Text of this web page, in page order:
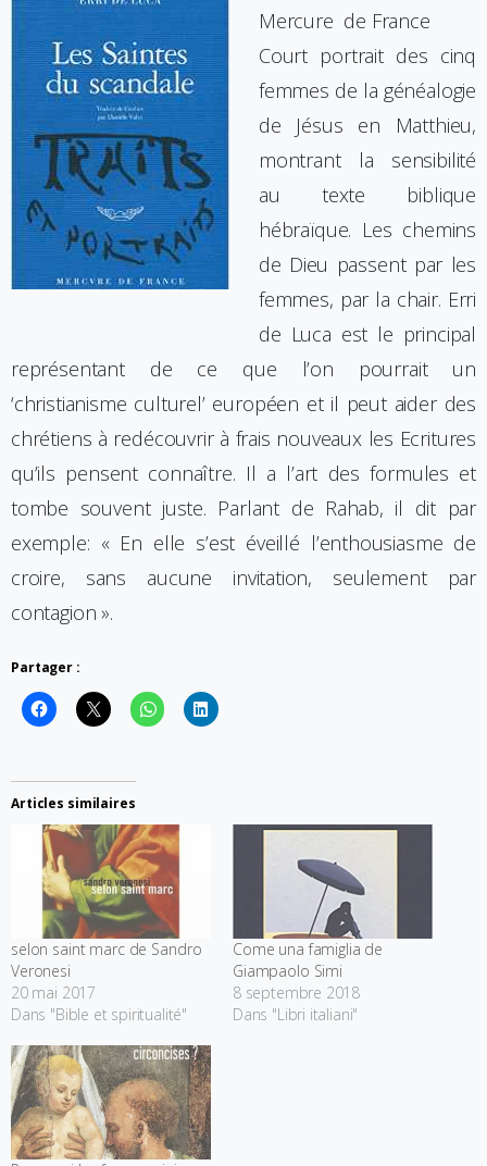
Mercure de France
Court portrait des cinq
femmes de la généalogie
de Jésus en Matthieu,
montrant la sensibilité
au texte biblique
hébraïque. Les chemins
de Dieu passent par les
femmes, par la chair. Erri
de Luca est le principal
représentant de ce que l’on pourrait un
‘christianisme culturel’ européen et il peut aider des
chrétiens à redécouvrir à frais nouveaux les Ecritures
qu’ils pensent connaître. Il a l’art des formules et
tombe souvent juste. Parlant de Rahab, il dit par
exemple: « En elle s’est éveillé l’enthousiasme de
croire, sans aucune invitation, seulement par
contagion ».
Partager :
Articles similaires
selon saint marc de Sandro
Veronesi
20 mai 2017
Dans "Bible et spiritualité"
Come una famiglia de
Giampaolo Simi
8 septembre 2018
Dans "Libri italiani"